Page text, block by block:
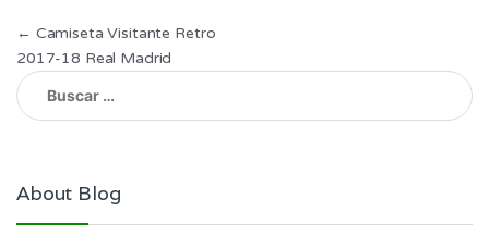
Navegación
de
entradas
← Camiseta Visitante Retro
2017-18 Real Madrid
Buscar:
About Blog